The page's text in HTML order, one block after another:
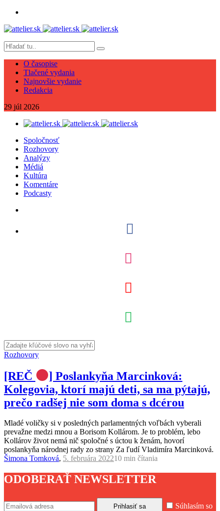
O časopise
Tlačené vydania
Najnovšie vydanie
Redakcia
29 júl 2026
Spoločnosť
Rozhovory
Analýzy
Médiá
Kultúra
Komentáre
Podcasty
Rozhovory
[REČ
] Poslankyňa Marcinková:
Kolegovia, ktorí majú deti, sa ma pýtajú,
prečo radšej nie som doma s dcérou
Mladé voličky si v posledných parlamentných voľbách vyberali
prevažne medzi mnou a Borisom Kollárom. Je to problém, lebo
Kollárov život nemá nič spoločné s úctou k ženám, hovorí
poslankyňa národnej rady zo strany Za ľudí Vladimíra Marcinková.
Šimona Tomková, 5. februára 202210 min čítania
ODOBERAŤ NEWSLETTER
Súhlasím so